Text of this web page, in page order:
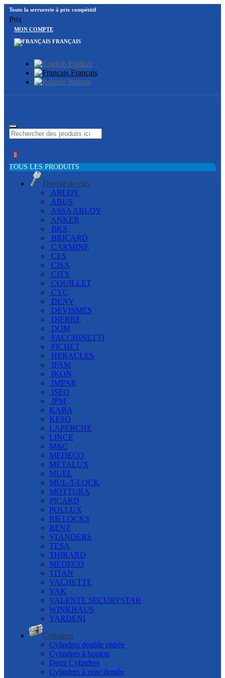
Toute la serrurerie à prix compétitif
Prix
MON COMPTE
FRANÇAIS
English
Français
Italiano
0
TOUS LES PRODUITS
Double de clés
ABLOY
ABUS
ASSA ABLOY
ANKER
BKS
BRICARD
CARMINE
CES
CISA
CITY
COUILLET
CYC
DENY
DEVISMES
DIERRE
DOM
FACCHINETTI
FICHET
HERACLES
IFAM
IKON
IMPAR
ISEO
JPM
KABA
KESO
LAPERCHE
LINCE
M&C
MEDECO
METALUX
MUEL
MUL-T-LOCK
MOTTURA
PICARD
POLLUX
RB LOCKS
RENZ
STANDERS
TESA
THIRARD
MEDECO
TITAN
VACHETTE
VAK
VALENTE SECURYSTAR
WINKHAUS
YARDENI
Cylindres
Cylindres double entrée
Cylindres à bouton
Demi Cylindres
Cylindres à roue dentée